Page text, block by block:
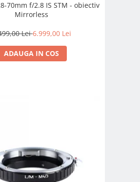
70mm f/2.8 IS STM - obiectiv
Mirrorless
Lei6.999,00 Lei
ADAUGA IN COS